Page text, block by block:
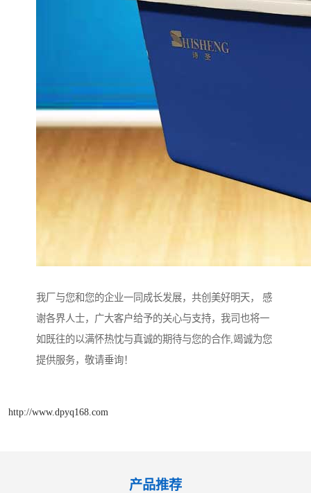
我厂与您和您的企业一同成长发展，共创美好明天， 感
谢各界人士，广大客户给予的关心与支持，我司也将一
如既往的以满怀热忱与真诚的期待与您的合作,竭诚为您
提供服务，敬请垂询！
http://www.dpyq168.com
产品推荐